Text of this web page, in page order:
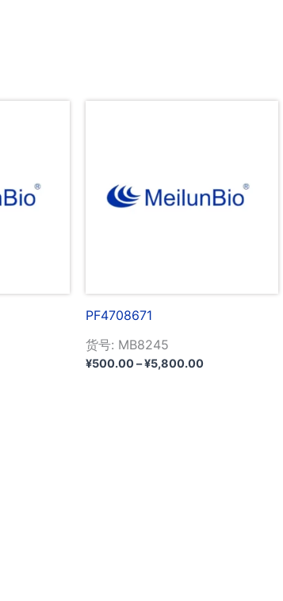
PF4708671
货号: MB8245
¥500.00–¥5,800.00价